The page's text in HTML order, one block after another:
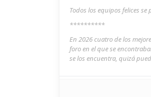
Todos los equipos felices
**********
En 2026 cuatro de los
foro en el que se
se los encuentra, quizá